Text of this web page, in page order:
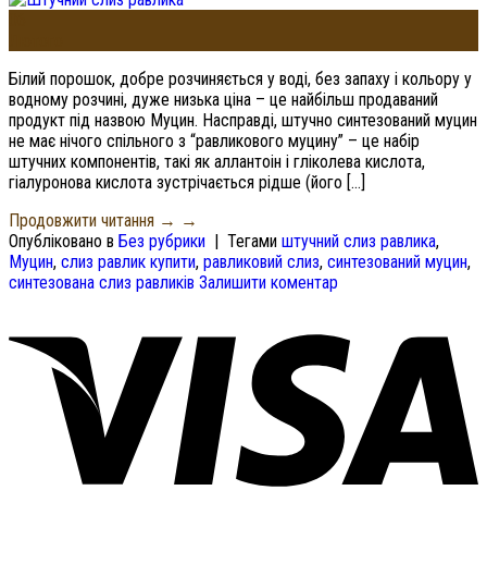
Білий порошок, добре розчиняється у воді, без запаху і кольору у
водному розчині, дуже низька ціна – це найбільш продаваний
продукт під назвою Муцин. Насправді, штучно синтезований муцин
не має нічого спільного з “равликового муцину” – це набір
штучних компонентів, такі як аллантоін і гліколева кислота,
гіалуронова кислота зустрічається рідше (його […]
Продовжити читання → →
Опубліковано в Без рубрики | Тегами штучний слиз равлика,
Муцин, слиз равлик купити, равликовий слиз, синтезований муцин,
синтезована слиз равликів Залишити коментар